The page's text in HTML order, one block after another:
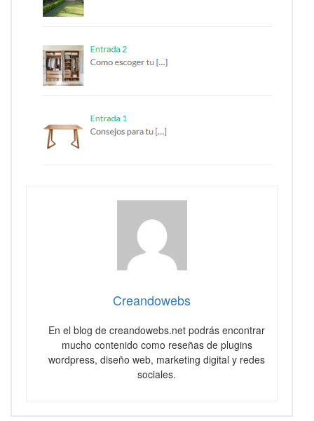
Creandowebs
En el blog de creandowebs.net podrás encontrar
mucho contenido como reseñas de plugins
wordpress, diseño web, marketing digital y redes
sociales.